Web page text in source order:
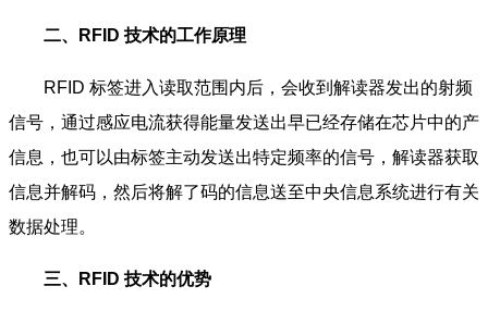
二、RFID 技术的工作原理
RFID 标签进入读取范围内后，会收到解读器发出的射频
信号，通过感应电流获得能量发送出早已经存储在芯片中的产
信息，也可以由标签主动发送出特定频率的信号，解读器获取
信息并解码，然后将解了码的信息送至中央信息系统进行有关
数据处理。
三、RFID 技术的优势